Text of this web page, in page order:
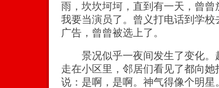
雨，坎坎坷坷，直到有一天，曾
我要当演员了。曾义打电话到学
广告，曾曾被选上了。
景况似乎一夜间发生了变化。
走在小区里，邻居们看见了都向
说：是啊，是啊。神气得像个明